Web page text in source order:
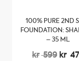
100% PURE 2ND
FOUNDATION:
– 35 ML
kr599 kr